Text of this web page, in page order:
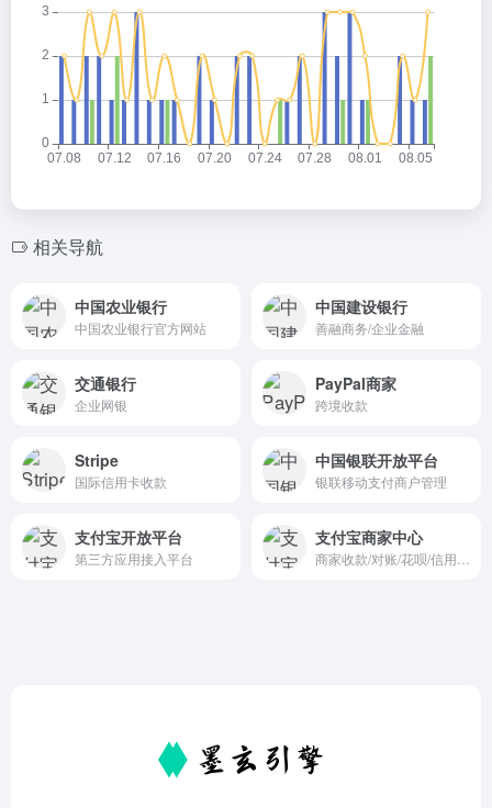
相关导航
中国农业银行
中国农业银行官方网站
中国建设银行
善融商务/企业金融
交通银行
企业网银
PayPal商家
跨境收款
Stripe
国际信用卡收款
中国银联开放平台
银联移动支付商户管理
支付宝开放平台
第三方应用接入平台
支付宝商家中心